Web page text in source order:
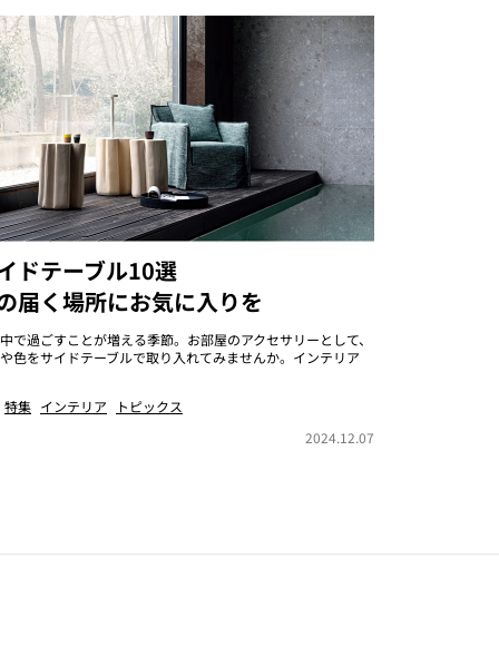
ドテーブル10選
届く場所にお気に入りを
で過ごすことが増える季節。お部屋のアクセサリーとして、
色をサイドテーブルで取り入れてみませんか。インテリア
特集 インテリア
トピックス
2024.12.07